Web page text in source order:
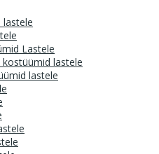
lastele
Lastele
lastele
lastele